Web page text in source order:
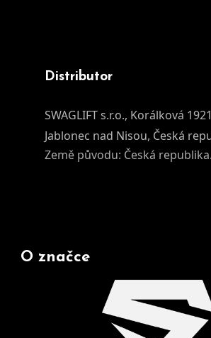
Distributor
SWAGLIFT s.r.o., Korálková
Jablonec nad Nisou, Česká
Země původu: Česká republika.
O značce